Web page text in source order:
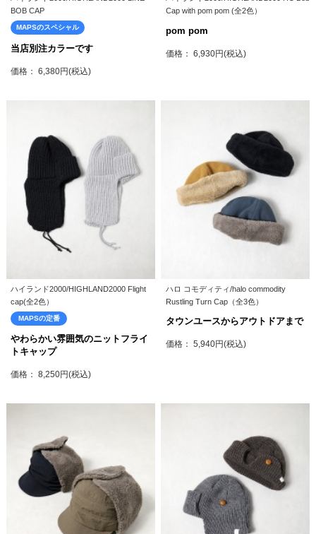
BOB CAP
MAPSのスペシャル
当店別注カラーです
価格： 6,380円(税込)
Cap with pom pom (全2色）
pom pom
価格： 6,930円(税込)
ハイランド2000/HIGHLAND2000 Flight
cap(全2色）
MAPSの定番
やわらかい雰囲気のニットフライ
トキャップ
価格： 8,250円(税込)
ハロ コモディティ/halo commodity
Rustling Turn Cap（全3色）
タウンユースからアウトドアまで
価格： 5,940円(税込)